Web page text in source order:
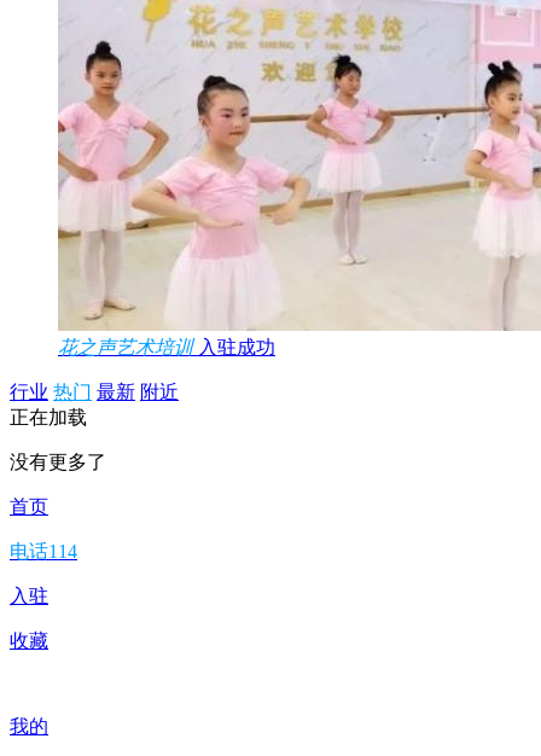
花之声艺术培训入驻成功
行业 热门 最新 附近
正在加载
没有更多了
首页
电话114
入驻
收藏
我的